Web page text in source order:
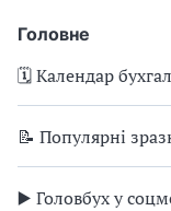
Головне
🗓️ Календар
📝 Популярні
▶️ Головбух у